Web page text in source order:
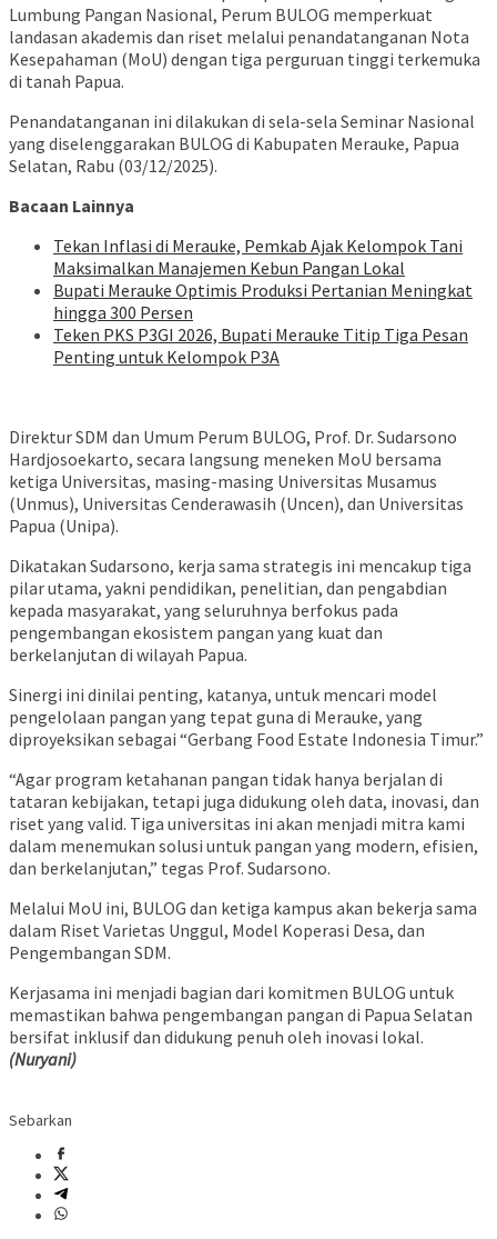
Lumbung Pangan Nasional, Perum BULOG memperkuat
landasan akademis dan riset melalui penandatanganan Nota
Kesepahaman (MoU) dengan tiga perguruan tinggi terkemuka
di tanah Papua.
Penandatanganan ini dilakukan di sela-sela Seminar Nasional
yang diselenggarakan BULOG di Kabupaten Merauke, Papua
Selatan, Rabu (03/12/2025).
Bacaan Lainnya
Tekan Inflasi di Merauke, Pemkab Ajak Kelompok Tani
Maksimalkan Manajemen Kebun Pangan Lokal
Bupati Merauke Optimis Produksi Pertanian Meningkat
hingga 300 Persen
Teken PKS P3GI 2026, Bupati Merauke Titip Tiga Pesan
Penting untuk Kelompok P3A
Direktur SDM dan Umum Perum BULOG, Prof. Dr. Sudarsono
Hardjosoekarto, secara langsung meneken MoU bersama
ketiga Universitas, masing-masing Universitas Musamus
(Unmus), Universitas Cenderawasih (Uncen), dan Universitas
Papua (Unipa).
Dikatakan Sudarsono, kerja sama strategis ini mencakup tiga
pilar utama, yakni pendidikan, penelitian, dan pengabdian
kepada masyarakat, yang seluruhnya berfokus pada
pengembangan ekosistem pangan yang kuat dan
berkelanjutan di wilayah Papua.
Sinergi ini dinilai penting, katanya, untuk mencari model
pengelolaan pangan yang tepat guna di Merauke, yang
diproyeksikan sebagai “Gerbang Food Estate Indonesia Timur.”
“Agar program ketahanan pangan tidak hanya berjalan di
tataran kebijakan, tetapi juga didukung oleh data, inovasi, dan
riset yang valid. Tiga universitas ini akan menjadi mitra kami
dalam menemukan solusi untuk pangan yang modern, efisien,
dan berkelanjutan,” tegas Prof. Sudarsono.
Melalui MoU ini, BULOG dan ketiga kampus akan bekerja sama
dalam Riset Varietas Unggul, Model Koperasi Desa, dan
Pengembangan SDM.
Kerjasama ini menjadi bagian dari komitmen BULOG untuk
memastikan bahwa pengembangan pangan di Papua Selatan
bersifat inklusif dan didukung penuh oleh inovasi lokal.
(Nuryani)
Sebarkan